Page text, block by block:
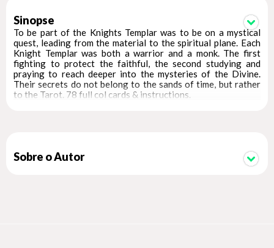
Sinopse
To be part of the Knights Templar was to be on a mystical
quest, leading from the material to the spiritual plane. Each
Knight Templar was both a warrior and a monk. The first
fighting to protect the faithful, the second studying and
praying to reach deeper into the mysteries of the Divine.
Their secrets do not belong to the sands of time, but rather
to the Tarot. 78 full col cards & instructions.
Sobre o Autor